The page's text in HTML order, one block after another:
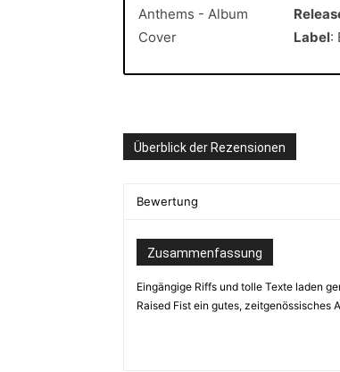
Label:
Überblick der Rezensionen
Bewertung
Zusammenfassung
Eingängige Riffs und tolle Texte laden
Raised Fist ein gutes, zeitgenössisches